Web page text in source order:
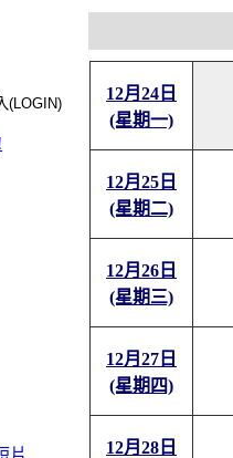
12月24日
(星期一)
12月25日
(星期二)
12月26日
(星期三)
12月27日
(星期四)
12月28日